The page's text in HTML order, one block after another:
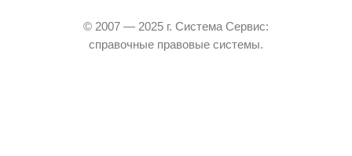
© 2007 — 2025 г. Система Сервис:
справочные правовые системы.